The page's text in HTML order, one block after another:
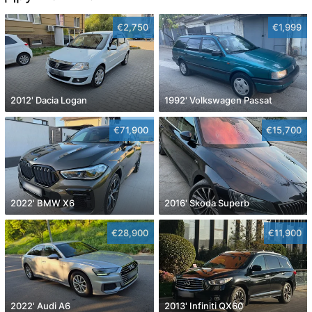
€2,750
2012' Dacia Logan
€1,999
1992' Volkswagen Passat
€71,900
2022' BMW X6
€15,700
2016' Skoda Superb
€28,900
2022' Audi A6
€11,900
2013' Infiniti QX60